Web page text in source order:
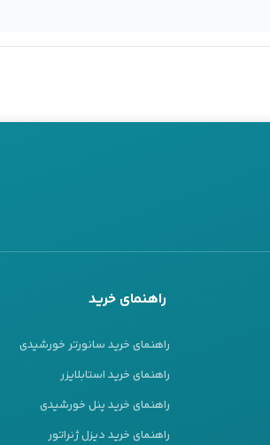
راهنمای خرید
راهنمای خرید سانورتر خورشیدی
راهنمای خرید استابلایزر
راهنمای خرید پنل خورشیدی
راهنمای خرید دیزل ژنراتور